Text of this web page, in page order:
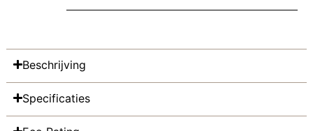
Beschrijving
Specificaties